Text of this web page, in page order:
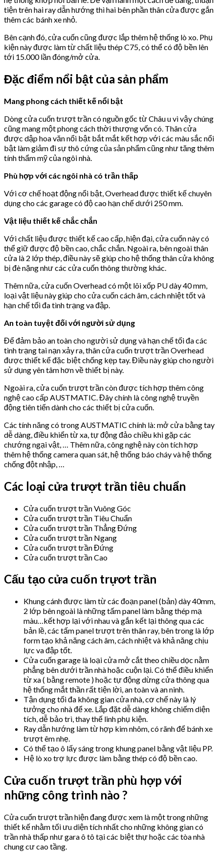
tiện trên hai ray dẫn hướng thì hai bên phần thân cửa được gắn
thêm các bánh xe nhỏ.
Bên cạnh đó, cửa cuốn cũng được lắp thêm hệ thống lò xo. Phụ
kiện này được làm từ chất liệu thép C75, có thể có độ bền lên
tới 15.000 lần đóng/mở cửa.
Đặc điểm nổi bật của sản phẩm
Mang phong cách thiết kế nổi bật
Dòng cửa cuốn trượt trần có nguồn gốc từ Châu u vì vậy chúng
cũng mang một phong cách thời thượng vốn có. Thân cửa
được dập hoa văn nổi bật bắt mắt kết hợp với các màu sắc nổi
bật làm giảm đi sự thô cứng của sản phẩm cũng như tăng thêm
tính thẩm mỹ của ngôi nhà.
Phù hợp với các ngôi nhà có trần thấp
Với cơ chế hoạt động nổi bật, Overhead được thiết kế chuyên
dụng cho các garage có độ cao hạn chế dưới 250 mm.
Vật liệu thiết kế chắc chắn
Với chất liệu được thiết kế cao cấp, hiện đại, cửa cuốn này có
thể giữ được độ bền cao, chắc chắn. Ngoài ra, bên ngoài thân
cửa là 2 lớp thép, điều này sẽ giúp cho hệ thống thân cửa không
bị đè nặng như các cửa cuốn thông thường khác.
Thêm nữa, cửa cuốn Overhead có một lõi xốp PU dày 40 mm,
loại vật liệu này giúp cho cửa cuốn cách âm, cách nhiệt tốt và
hạn chế tối đa tình trạng va đập.
An toàn tuyệt đối với người sử dụng
Để đảm bảo an toàn cho người sử dụng và hạn chế tối đa các
tình trạng tai nạn xảy ra, thân cửa cuốn trượt trần Overhead
được thiết kế đặc biệt chống kẹp tay. Điều này giúp cho người
sử dụng yên tâm hơn về thiết bị này.
Ngoài ra, cửa cuốn trượt trần còn được tích hợp thêm công
nghệ cao cấp AUSTMATIC. Đây chính là công nghệ truyền
động tiên tiến dành cho các thiết bị cửa cuốn.
Các tính năng có trong AUSTMATIC chính là: mở cửa bằng tay
dễ dàng, điều khiển từ xa, tự động đảo chiều khi gặp các
chướng ngại vật, … Thêm nữa, công nghệ này còn tích hợp
thêm hệ thống camera quan sát, hệ thống báo cháy và hệ thống
chống đột nhập, …
Các loại cửa trượt trần tiêu chuẩn
Cửa cuốn trượt trần Vuông Góc
Cửa cuốn trượt trần Tiêu Chuẩn
Cửa cuốn trượt trần Thẳng Đứng
Cửa cuốn trượt trần Ngang
Cửa cuốn trượt trần Đứng
Cửa cuốn trượt trần Cao
Cấu tạo cửa cuốn trựơt trần
Khung cánh được làm từ các đoạn panel (bản) dày 40mm,
2 lớp bên ngoài là những tấm panel làm bằng thép mạ
màu…kết hợp lại với nhau và gắn kết lại thông qua các
bản lề, các tấm panel trượt trên thân ray, bên trong là lớp
form tạo khả năng cách âm, cách nhiệt và khả năng chịu
lực va đập tốt.
Cửa cuốn garage là loại cửa mở cắt theo chiều dọc nằm
phẳng bên dưới trần nhà hoặc cuộn lại. Có thể điều khiển
từ xa ( bằng remote ) hoặc tự động dừng cửa thông qua
hệ thống mắt thần rất tiện lời, an toàn và an ninh.
Tận dụng tối đa không gian cửa nhà, cơ chế này là lý
tưởng cho nhà để xe. Lắp đặt dễ dàng không chiếm diện
tích, dễ bảo trì, thay thế linh phụ kiện.
Ray dẫn hướng làm từ hợp kim nhôm, có rãnh để bánh xe
trượt êm nhẹ.
Có thể tạo ô lấy sáng trong khung panel bằng vật liệu PP.
Hệ lò xo trợ lực được làm bằng thép có độ bền cao.
Cửa cuốn trượt trần phù hợp với
những công trình nào ?
Cửa cuốn trượt trần hiện đang được xem là một trong những
thiết kế nhằm tối ưu diện tích nhất cho những không gian có
trần nhà thấp như gara ô tô tại các biệt thự hoặc các tòa nhà
chung cư cao tầng.